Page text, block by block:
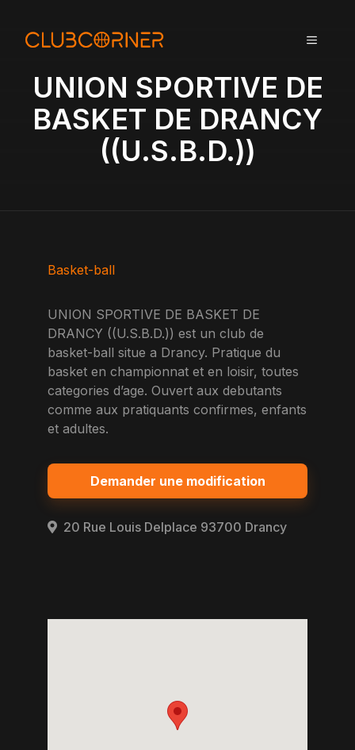
MENU
UNION SPORTIVE DE
BASKET DE DRANCY
((U.S.B.D.))
Basket-ball
UNION SPORTIVE DE BASKET DE
DRANCY ((U.S.B.D.)) est un club de
basket-ball situe a Drancy. Pratique du
basket en championnat et en loisir, toutes
categories d’age. Ouvert aux debutants
comme aux pratiquants confirmes, enfants
et adultes.
Demander une modification
20 Rue Louis Delplace 93700 Drancy